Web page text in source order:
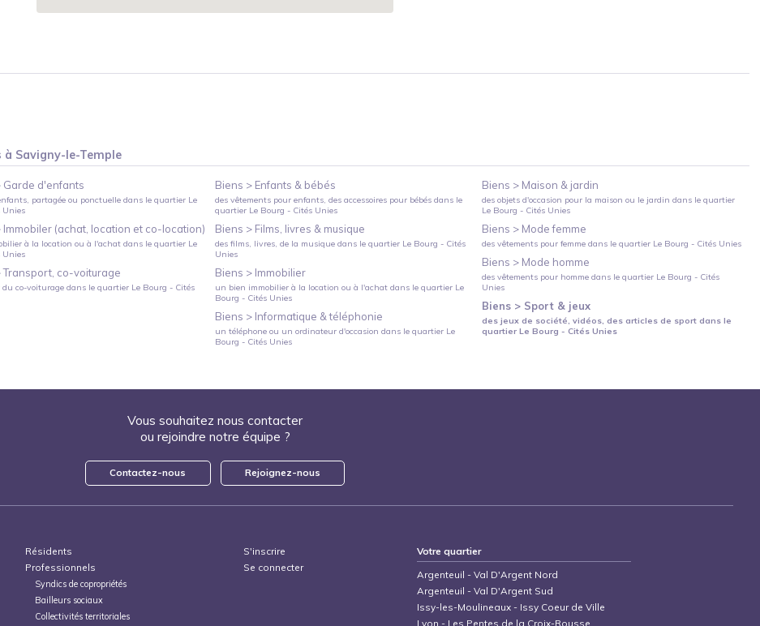
à Savigny-le-Temple
Garde d'enfants
partagée ou ponctuelledans le quartier Le
Unies
Immobiler (achat, location et co-location)
à la location ou à l'achatdans le quartier Le
Unies
Transport, co-voiturage
du co-voituragedans le quartier Le Bourg - Cités
Biens > Enfants & bébés
des vêtements pour enfants, des accessoires pour bébésdans le
quartier Le Bourg - Cités Unies
Biens > Films, livres & musique
des films, livres, de la musiquedans le quartier Le Bourg - Cités
Unies
Biens > Immobilier
un bien immobilier à la location ou à l'achatdans le quartier Le
Bourg - Cités Unies
Biens > Informatique & téléphonie
un téléphone ou un ordinateur d'occasion dans le quartier Le
Bourg - Cités Unies
Biens > Maison & jardin
des objets d'occasion pour la maison ou le jardin dans le quartier
Le Bourg - Cités Unies
Biens > Mode femme
des vêtements pour femme dans le quartier Le Bourg - Cités Unies
Biens > Mode homme
des vêtements pour homme dans le quartier Le Bourg - Cités
Unies
Biens > Sport & jeux
des jeux de société, vidéos, des articles de sport dans le
quartierLe Bourg - Cités Unies
Vous souhaitez nous contacter
ou rejoindre notre équipe ?
Contactez-nous Rejoignez-nous
Résidents
Professionnels
Syndics de copropriétés
Bailleurs sociaux
Collectivités territoriales
S'inscrire
Se connecter
Votre quartier
Argenteuil -Val D'Argent Nord
Argenteuil -Val D'Argent Sud
Issy-les-Moulineaux - Issy Coeur de Ville
Lyon - Les Pentes de la Croix-Rousse